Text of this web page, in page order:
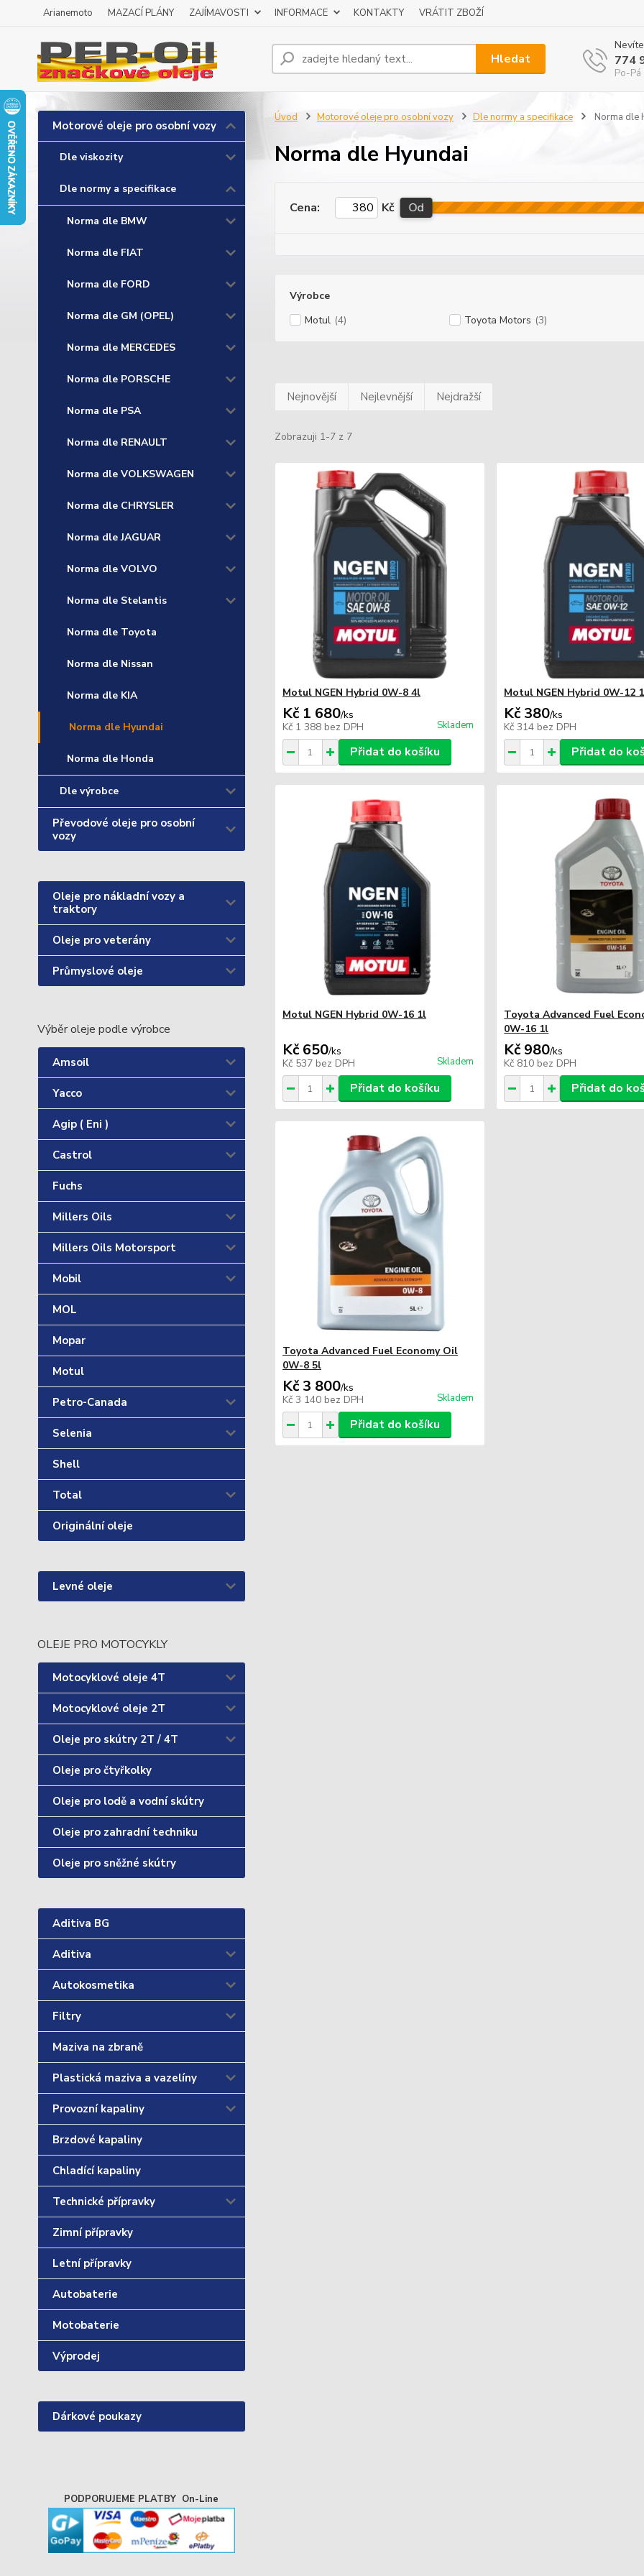
Arianemoto MAZACÍ PLÁNY ZAJÍMAVOSTI INFORMACE KONTAKTY VRÁTIT ZBOŽÍ
Hledat 774
Po-
Motorové oleje pro osobní vozy
Dle viskozity
Dle normy a specifikace
Norma dle BMW
Norma dle FIAT
Norma dle FORD
Norma dle GM (OPEL)
Norma dle MERCEDES
Norma dle PORSCHE
Norma dle PSA
Norma dle RENAULT
Norma dle VOLKSWAGEN
Norma dle CHRYSLER
Norma dle JAGUAR
Norma dle VOLVO
Norma dle Stelantis
Norma dle Toyota
Norma dle Nissan
Norma dle KIA
Norma dle Hyundai
Norma dle Honda
Dle výrobce
Převodové oleje pro osobní
vozy
Oleje pro nákladní vozy a
traktory
Oleje pro veterány
Průmyslové oleje
Výběr oleje podle výrobce
Amsoil
Yacco
Agip ( Eni )
Castrol
Fuchs
Millers Oils
Millers Oils Motorsport
Mobil
MOL
Mopar
Motul
Petro-Canada
Selenia
Shell
Total
Originální oleje
Levné oleje
OLEJE PRO MOTOCYKLY
Motocyklové oleje 4T
Motocyklové oleje 2T
Oleje pro skútry 2T / 4T
Oleje pro čtyřkolky
Oleje pro lodě a vodní skútry
Oleje pro zahradní techniku
Oleje pro sněžné skútry
Aditiva BG
Aditiva
Autokosmetika
Filtry
Maziva na zbraně
Plastická maziva a vazelíny
Provozní kapaliny
Brzdové kapaliny
Chladící kapaliny
Technické přípravky
Zimní přípravky
Letní přípravky
Autobaterie
Motobaterie
Výprodej
Dárkové poukazy
PODPORUJEME PLATBY On-Line
Úvod Motorové oleje pro osobní vozy Dle normy a specifikace Norma dle
Norma dle Hyundai
Cena: Kč Od
Výrobce
Motul (4) Toyota Motors (3)
Nejnovější Nejlevnější Nejdražší
Zobrazuji 1-7 z 7
Motul NGEN Hybrid 0W-8 4l
Kč 1 680/ks
Kč 1 388 bez DPH Skladem
Přidat do košíku
Motul NGEN Hybrid 0W-12
Kč 380/ks
Kč 314 bez DPH
Přidat do
Motul NGEN Hybrid 0W-16 1l
Kč 650/ks
Kč 537 bez DPH Skladem
Přidat do košíku
Toyota Advanced Fuel
0W-16 1l
Kč 980/ks
Kč 810 bez DPH
Přidat do
Toyota Advanced Fuel Economy Oil
0W-8 5l
Kč 3 800/ks
Kč 3 140 bez DPH Skladem
Přidat do košíku